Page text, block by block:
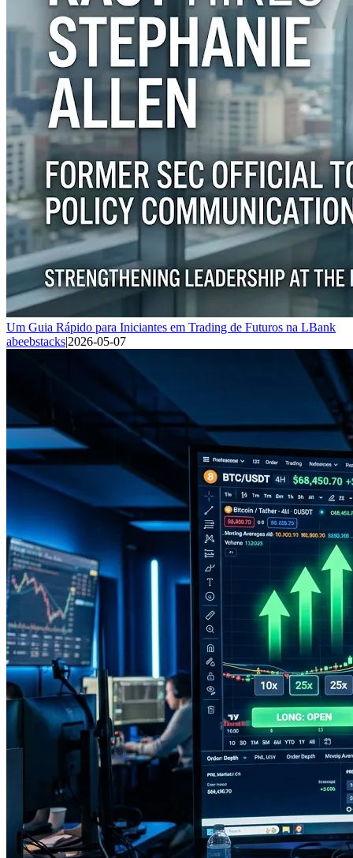
Um Guia Rápido para Iniciantes em Trading de Futuros na LBank
abeebstacks|2026-05-07